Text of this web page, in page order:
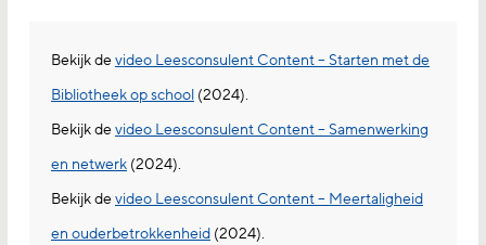
Bekijk devideo Leesconsulent Content – Starten met de
Bibliotheek op school (2024).
Bekijk devideo Leesconsulent Content – Samenwerking
en netwerk (2024).
Bekijk devideo Leesconsulent Content – Meertaligheid
en ouderbetrokkenheid (2024).